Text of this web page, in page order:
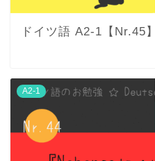
ドイツ語 A2-1【Nr.45
A2-1